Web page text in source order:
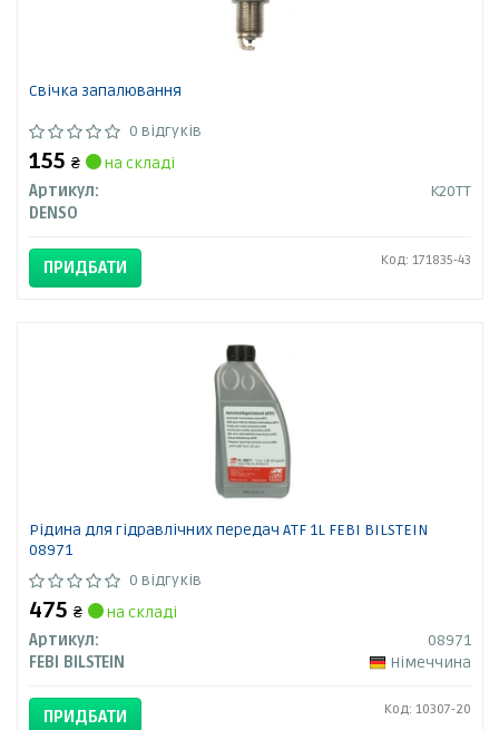
Свічка запалювання
0 відгуків
155 ₴
на складі
Артикул:
K20TT
DENSO
ПРИДБАТИ Код: 171835-43
Рідина для гідравлічних передач ATF 1L FEBI BILSTEIN
08971
0 відгуків
475 ₴
на складі
Артикул:
08971
FEBI BILSTEIN
Німеччина
ПРИДБАТИ Код: 10307-20